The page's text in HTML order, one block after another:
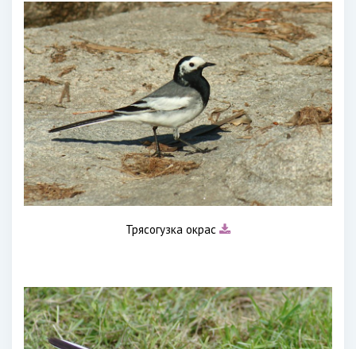
Трясогузка окрас